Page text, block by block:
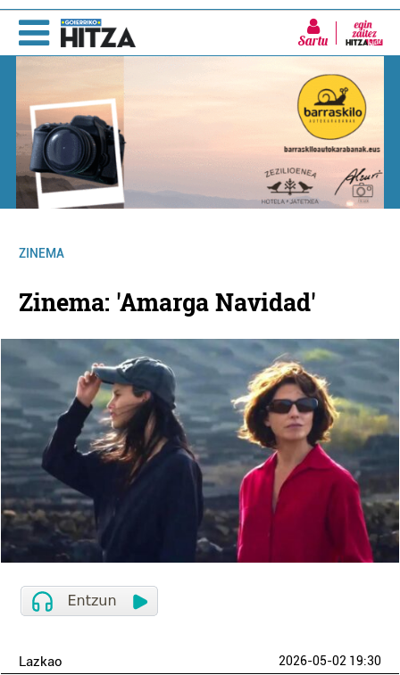
Sartu
ZINEMA
Zinema: 'Amarga Navidad'
Lazkao 2026-05-02 19:30